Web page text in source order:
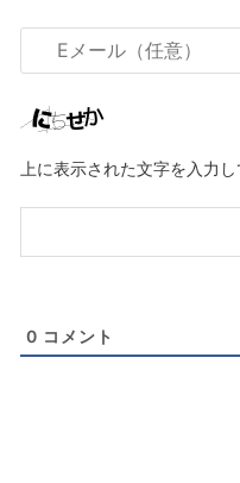
メ
ー
ル
意）
上に表示された文字を入力し
0 コメント